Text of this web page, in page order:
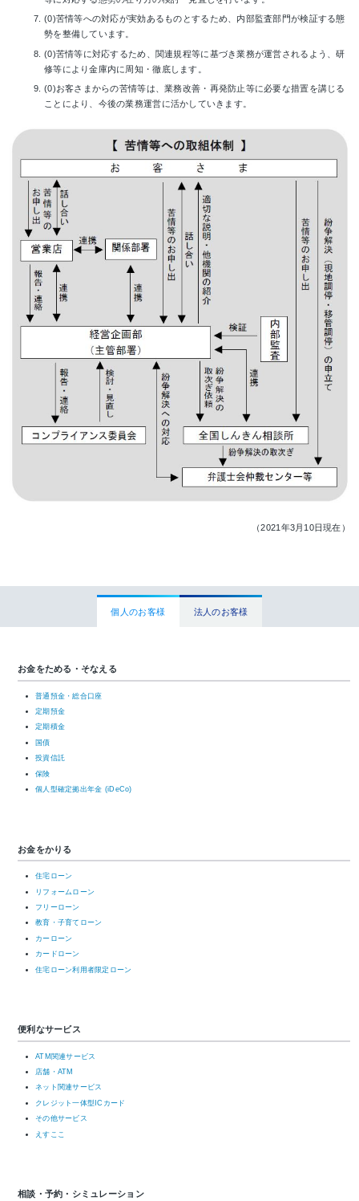
苦情等への対応が実効あるものとするため、内部監査部門が検証する態
勢を整備しています。
苦情等に対応するため、関連規程等に基づき業務が運営されるよう、研
修等により金庫内に周知・徹底します。
お客さまからの苦情等は、業務改善・再発防止等に必要な措置を講じる
ことにより、今後の業務運営に活かしていきます。
（2021年3月10日現在）
個人のお客様 法人のお客様
お金をためる・そなえる
普通預金・総合口座
定期預金
定期積金
国債
投資信託
保険
個人型確定拠出年金 (iDeCo)
お金をかりる
住宅ローン
リフォームローン
フリーローン
教育・子育てローン
カーローン
カードローン
住宅ローン利用者限定ローン
便利なサービス
ATM関連サービス
店舗・ATM
ネット関連サービス
クレジット一体型ICカード
その他サービス
えすここ
相談・予約・シミュレーション